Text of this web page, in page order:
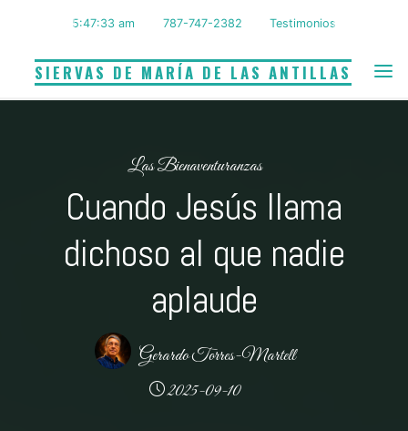
contenidoSIERVAS DE MARÍA DE LAS ANTILLAS
5:47:34 am 787-747-2382 Testimonios
Las Bienaventuranzas
Cuando Jesús llama
dichoso al que nadie
aplaude
Gerardo Torres-Martell
2025-09-10